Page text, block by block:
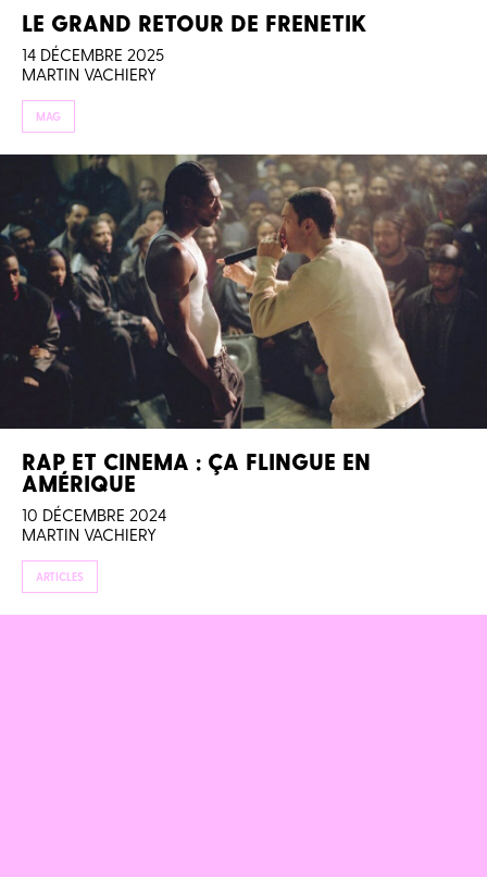
LE GRAND RETOUR DE FRENETIK
14 DÉCEMBRE 2025
MARTIN VACHIERY
MAG
RAP ET CINEMA : ÇA FLINGUE EN
AMÉRIQUE
10 DÉCEMBRE 2024
MARTIN VACHIERY
ARTICLES